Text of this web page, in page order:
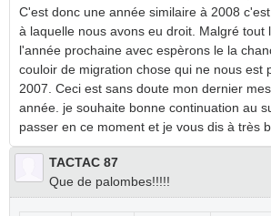
C'est donc une année similaire à 2008
à laquelle nous avons eu droit. Malgré tout
l'année prochaine avec espèrons le la
couloir de migration chose qui ne nous est
2007. Ceci est sans doute mon dernier
année. je souhaite bonne continuation au
passer en ce moment et je vous dis à très
TACTAC 87
Que de palombes!!!!!